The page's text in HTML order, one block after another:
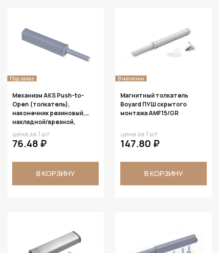
Под заказ
Механизм AKS Push-to-
Open (толкатель),
наконечник резиновый,
накладной/врезной,
усиленный, серый
цена за 1 шт
76.48 ₽
В КОРЗИНУ
В наличии
Магнитный толкатель
Boyard ПУШ скрытого
монтажа AMF15/GR
цена за 1 шт
147.80 ₽
В КОРЗИНУ